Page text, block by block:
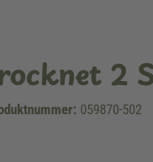
2
059870-502